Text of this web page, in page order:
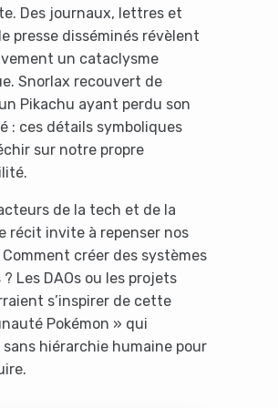
Des journaux, lettres et
presse disséminés révèlent
un cataclysme
Snorlax recouvert de
Pikachu ayant perdu son
: ces détails symboliques
sur notre propre
de la tech et de la
récit invite à repenser nos
Comment créer des systèmes
Les DAOs ou les projets
s’inspirer de cette
Pokémon » qui
sans hiérarchie humaine pour
like you're
an ad-blocker!